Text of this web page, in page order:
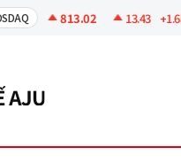
813.02 13.43 +1.68%